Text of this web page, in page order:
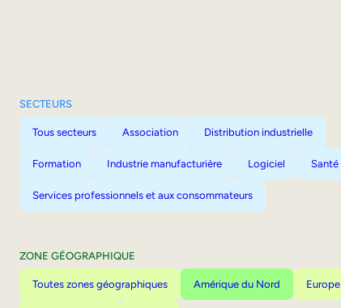
SECTEURS
Tous secteurs Association Distribution industrielle
Formation Industrie manufacturière Logiciel Santé
Services professionnels et aux consommateurs
ZONE GÉOGRAPHIQUE
Toutes zones géographiques Amérique du Nord Europe